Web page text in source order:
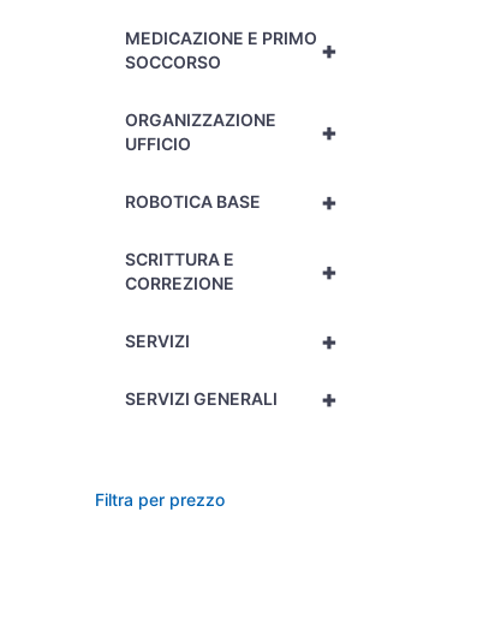
+
MEDICAZIONE E PRIMO
SOCCORSO
+
ORGANIZZAZIONE
UFFICIO
+
ROBOTICA BASE
+
SCRITTURA E
CORREZIONE
+
SERVIZI
+
SERVIZI GENERALI
Filtra per prezzo